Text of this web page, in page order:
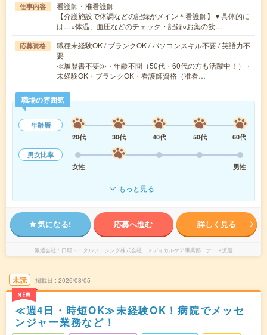
仕事内容
看護師・准看護師
【介護施設で体調などの記録がメイン＊看護師】▼具体的に
は…○体温、血圧などのチェック・記録○お薬の飲…
応募資格
職種未経験OK / ブランクOK / パソコンスキル不要 / 英語力不
要
≪履歴書不要≫・年齢不問（50代・60代の方も活躍中！）・
未経験OK・ブランクOK・看護師資格（准看…
職場の雰囲気
年齢層
20代
30代 40代 50代
60代
男女比率
女性
男性
もっと見る
気になる! 応募へ進む 詳しく見る
派遣会社 日研トータルソーシング株式会社 メディカルケア事業部 ナース派遣
未読
NEW
掲載日 2026/08/05
≪週4日・時短OK≫未経験OK！病院でメッセ
ンジャー業務など！